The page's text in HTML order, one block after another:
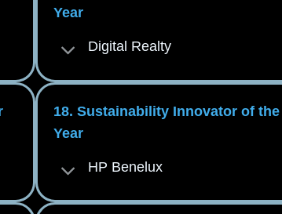
Year
Digital Realty
18. Sustainability Innovator of the
Year
HP Benelux